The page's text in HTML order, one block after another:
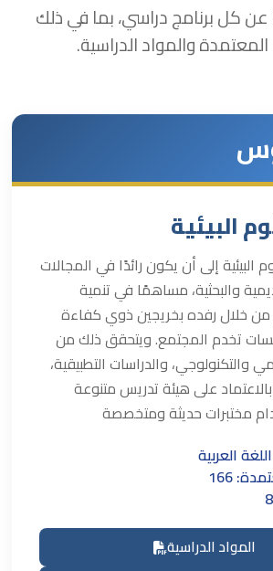
كل برنامج دراسي، بما في ذلك
والمواد الدراسية.
البيئية
إلى أن يكون رائدًا في المجالات
والبحثية، مساهمًا في تنمية
من خلال رفده بخريجين ذوي كفاءة
تخدم المجتمع. ويتحقق ذلك من
والتكنولوجي، والدراسات التطبيقية،
بالاعتماد على هيئة تدريس متنوعة
مختبرات حديثة ومتخصصة
العربية
166
المواد الدراسية